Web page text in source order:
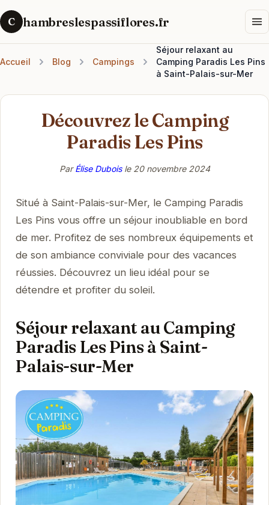
C hambreslespassiflores.fr
Accueil Blog Campings
Séjour relaxant au
Camping Paradis Les Pins
à Saint-Palais-sur-Mer
Découvrez le Camping
Paradis Les Pins
ParÉlise Duboisle 20 novembre 2024
Situé à Saint-Palais-sur-Mer, le Camping Paradis
Les Pins vous offre un séjour inoubliable en bord
de mer. Profitez de ses nombreux équipements et
de son ambiance conviviale pour des vacances
réussies. Découvrez un lieu idéal pour se
détendre et profiter du soleil.
Séjour relaxant au Camping
Paradis Les Pins à Saint-
Palais-sur-Mer